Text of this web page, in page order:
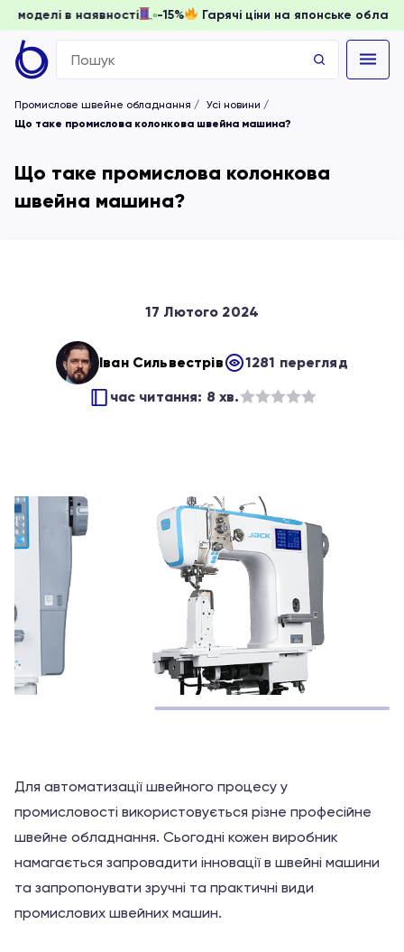
доки моделі в наявності -15% Гарячі ціни на
Search
for:
Промислове швейне обладнання
Усі новини
Що таке промислова колонкова швейна машина?
Що таке промислова колонкова
швейна машина?
17 Лютого 2024
Іван Сильвестрів
1281 перегляд
час читання: 8 хв.
Для автоматизації швейного процесу у
промисловості використовується різне професійне
швейне обладнання. Сьогодні кожен виробник
намагається запровадити інновації в швейні машини
та запропонувати зручні та практичні види
промислових швейних машин.